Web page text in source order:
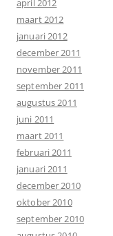
maart 2012
januari 2012
december 2011
november 2011
september 2011
augustus 2011
juni 2011
maart 2011
februari 2011
januari 2011
december 2010
oktober 2010
september 2010